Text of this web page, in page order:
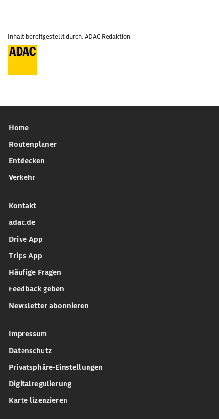
Inhalt bereitgestellt durch: ADAC Redaktion
Home
Routenplaner
Entdecken
Verkehr
Kontakt
adac.de
Drive App
Trips App
Häufige Fragen
Feedback geben
Newsletter abonnieren
Impressum
Datenschutz
Privatsphäre-Einstellungen
Digitalregulierung
Karte lizenzieren